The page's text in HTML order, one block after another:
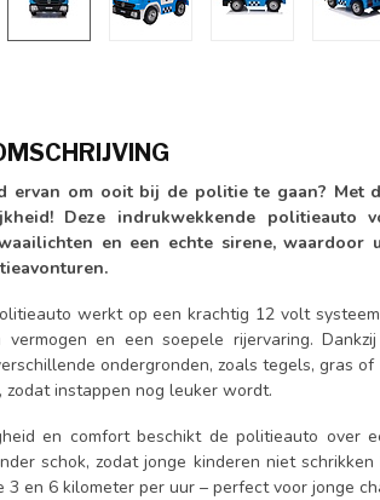
ervan om ooit bij de politie te gaan? Met
Deze indrukwekkende
en een echte sirene,
werkt op een krachtig 12 volt
en een soepele rijervaring.
ondergronden, zoals tegels, gras
zodat instappen nog leuker wordt.
en comfort beschikt de politieauto over
schok, zodat jonge kinderen niet
3 en 6 kilometer per uur – perfect voor jonge